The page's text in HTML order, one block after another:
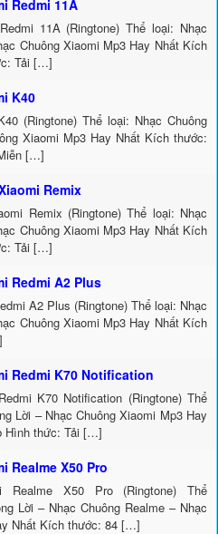
Redmi 11A
11A (Ringtone) Thể loại: Nhạc
Chuông Xiaomi Mp3 Hay Nhất Kích
Tải […]
K40
(Ringtone) Thể loại: Nhạc Chuông
Xiaomi Mp3 Hay Nhất Kích thước:
[…]
Remix
Remix (Ringtone) Thể loại: Nhạc
Chuông Xiaomi Mp3 Hay Nhất Kích
Tải […]
Redmi A2 Plus
A2 Plus (Ringtone) Thể loại: Nhạc
Chuông Xiaomi Mp3 Hay Nhất Kích
Redmi K70 Notification
K70 Notification (Ringtone) Thể
Lời – Nhạc Chuông Xiaomi Mp3 Hay
Hình thức: Tải […]
Realme X50 Pro
Realme X50 Pro (Ringtone) Thể
Lời – Nhạc Chuông Realme – Nhạc
Nhất Kích thước: 84 […]